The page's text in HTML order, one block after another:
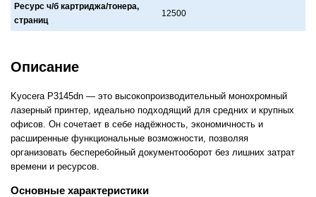
Ресурс ч/б картриджа/тонера,
страниц
12500
Описание
Kyocera P3145dn — это высокопроизводительный монохромный
лазерный принтер, идеально подходящий для средних и крупных
офисов. Он сочетает в себе надёжность, экономичность и
расширенные функциональные возможности, позволяя
организовать бесперебойный документооборот без лишних затрат
времени и ресурсов.
Основные характеристики